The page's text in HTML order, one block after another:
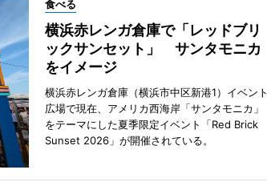
食べる
横浜赤レンガ倉庫で「レッドブリ
ックサンセット」 サンタモニカ
をイメージ
横浜赤レンガ倉庫（横浜市中区新港1）イベント
広場で現在、アメリカ西海岸「サンタモニカ」
をテーマにした夏季限定イベント「Red Brick
Sunset 2026」が開催されている。